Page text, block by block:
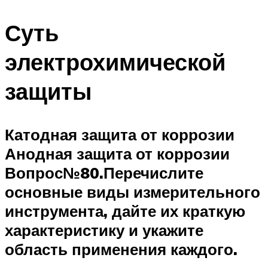
Суть
электрохимической
защиты
Катодная защита от коррозии
Анодная защита от коррозии
Вопрос№80.Перечислите
основные виды измерительного
инструмента, дайте их краткую
характеристику и укажите
область применения каждого.